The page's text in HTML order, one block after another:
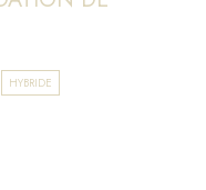
HYBRIDE